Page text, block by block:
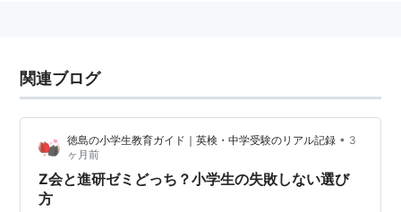
関連ブログ
徳島の小学生教育ガイド｜英検・中学受験のリアル記録 • 3
ヶ月前
Z会と進研ゼミどっち？小学生の失敗しない選び
方